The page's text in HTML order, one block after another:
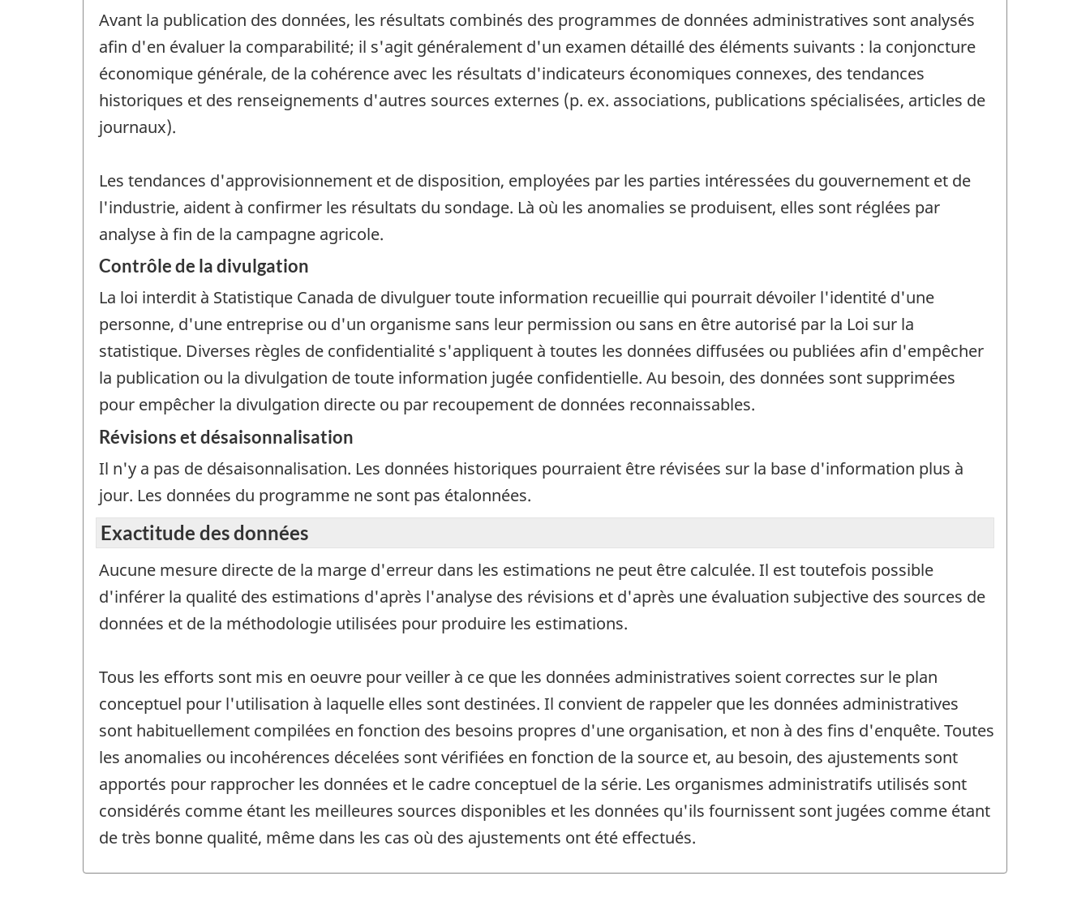
Avant la publication des données, les résultats combinés des programmes de données administratives sont analysés
afin d'en évaluer la comparabilité; il s'agit généralement d'un examen détaillé des éléments suivants : la conjoncture
économique générale, de la cohérence avec les résultats d'indicateurs économiques connexes, des tendances
historiques et des renseignements d'autres sources externes (p. ex. associations, publications spécialisées, articles de
journaux).
Les tendances d'approvisionnement et de disposition, employées par les parties intéressées du gouvernement et de
l'industrie, aident à confirmer les résultats du sondage. Là où les anomalies se produisent, elles sont réglées par
analyse à fin de la campagne agricole.
Contrôle de la divulgation
La loi interdit à Statistique Canada de divulguer toute information recueillie qui pourrait dévoiler l'identité d'une
personne, d'une entreprise ou d'un organisme sans leur permission ou sans en être autorisé par la Loi sur la
statistique. Diverses règles de confidentialité s'appliquent à toutes les données diffusées ou publiées afin d'empêcher
la publication ou la divulgation de toute information jugée confidentielle. Au besoin, des données sont supprimées
pour empêcher la divulgation directe ou par recoupement de données reconnaissables.
Révisions et désaisonnalisation
Il n'y a pas de désaisonnalisation. Les données historiques pourraient être révisées sur la base d'information plus à
jour. Les données du programme ne sont pas étalonnées.
Exactitude des données
Aucune mesure directe de la marge d'erreur dans les estimations ne peut être calculée. Il est toutefois possible
d'inférer la qualité des estimations d'après l'analyse des révisions et d'après une évaluation subjective des sources de
données et de la méthodologie utilisées pour produire les estimations.
Tous les efforts sont mis en oeuvre pour veiller à ce que les données administratives soient correctes sur le plan
conceptuel pour l'utilisation à laquelle elles sont destinées. Il convient de rappeler que les données administratives
sont habituellement compilées en fonction des besoins propres d'une organisation, et non à des fins d'enquête. Toutes
les anomalies ou incohérences décelées sont vérifiées en fonction de la source et, au besoin, des ajustements sont
apportés pour rapprocher les données et le cadre conceptuel de la série. Les organismes administratifs utilisés sont
considérés comme étant les meilleures sources disponibles et les données qu'ils fournissent sont jugées comme étant
de très bonne qualité, même dans les cas où des ajustements ont été effectués.